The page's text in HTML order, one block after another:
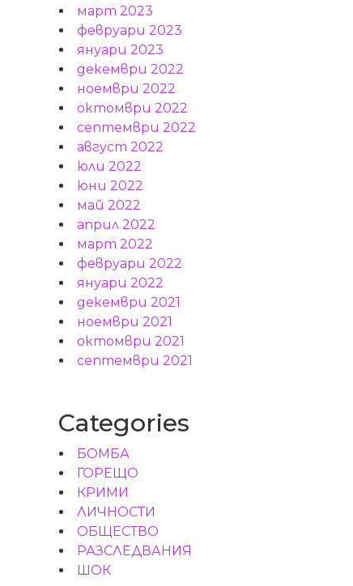
март 2023
февруари 2023
януари 2023
декември 2022
ноември 2022
октомври 2022
септември 2022
август 2022
юли 2022
юни 2022
май 2022
април 2022
март 2022
февруари 2022
януари 2022
декември 2021
ноември 2021
октомври 2021
септември 2021
Categories
БОМБА
ГОРЕЩО
КРИМИ
ЛИЧНОСТИ
ОБЩЕСТВО
РАЗСЛЕДВАНИЯ
ШОК